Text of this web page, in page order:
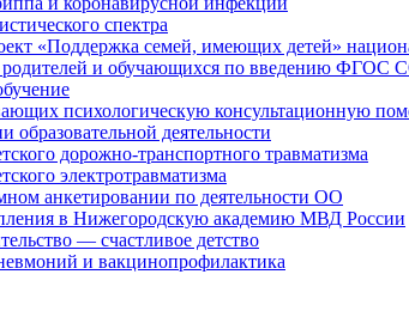
спектра
«Поддержка семей, имеющих детей»
и обучающихся по введению ФГОС
психологическую консультационную
образовательной деятельности
дорожно-транспортного травматизма
электротравматизма
анкетировании по деятельности ОО
в Нижегородскую академию МВД России
— счастливое детство
и вакцинопрофилактика